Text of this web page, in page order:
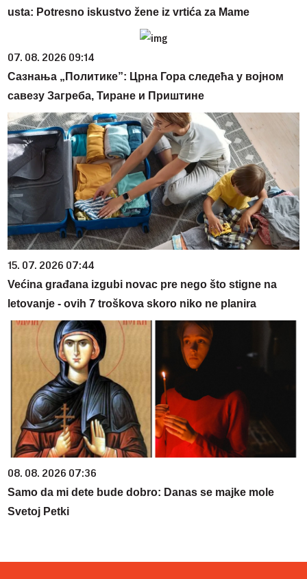
usta: Potresno iskustvo žene iz vrtića za Mame
07. 08. 2026 09:14
Сазнања „Политике”: Црна Гора следећа у војном
савезу Загреба, Тиране и Приштине
15. 07. 2026 07:44
Većina građana izgubi novac pre nego što stigne na
letovanje - ovih 7 troškova skoro niko ne planira
08. 08. 2026 07:36
Samo da mi dete bude dobro: Danas se majke mole
Svetoj Petki